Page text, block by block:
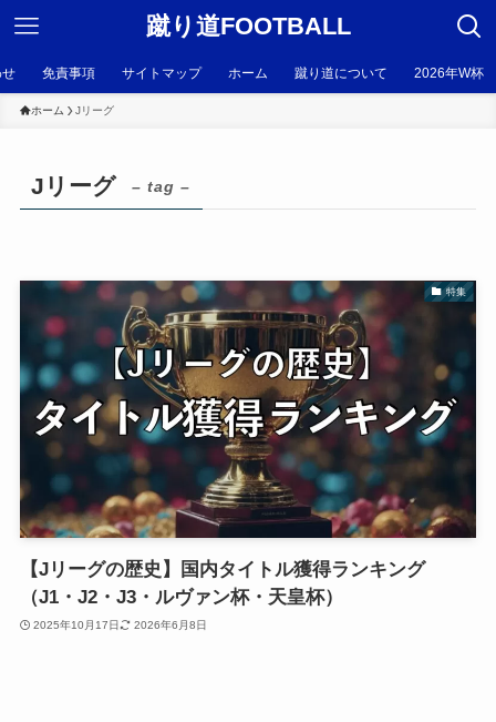
蹴り道FOOTBALL
免責事項 サイトマップ ホーム 蹴り道について 2026年W杯
ホーム Jリーグ
Jリーグ – tag –
特集
【Jリーグの歴史】国内タイトル獲得ランキング
（J1・J2・J3・ルヴァン杯・天皇杯）
2025年10月17日 2026年6月8日